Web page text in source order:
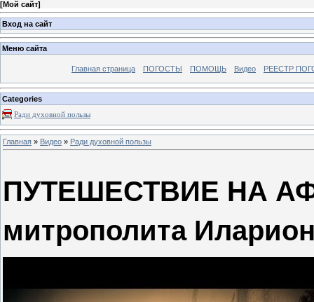
[Мой сайт]
Вход на сайт
Меню сайта
Главная страница ПОГОСТЫ ПОМОЩЬ Видео РЕЕСТР
Categories
Ради духовной пользы
Главная » Видео » Ради духовной пользы
ПУТЕШЕСТВИЕ НА
митрополита